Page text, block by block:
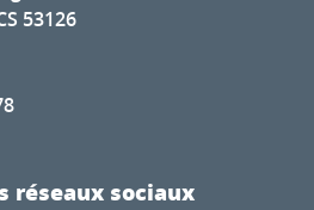
53126
réseaux sociaux